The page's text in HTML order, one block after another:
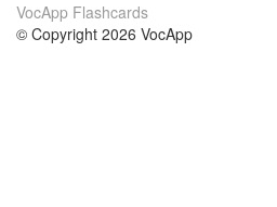
VocApp Flashcards
© Copyright 2026 VocApp